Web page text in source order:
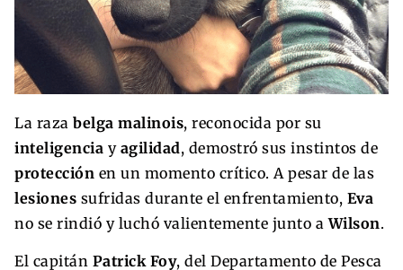
La raza belga malinois, reconocida por su
inteligencia y agilidad, demostró sus instintos de
protección en un momento crítico. A pesar de las
lesiones sufridas durante el enfrentamiento, Eva
no se rindió y luchó valientemente junto aWilson.
El capitán Patrick Foy, del Departamento de Pesca